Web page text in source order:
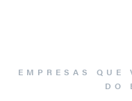
EMPRESAS QUE
DO